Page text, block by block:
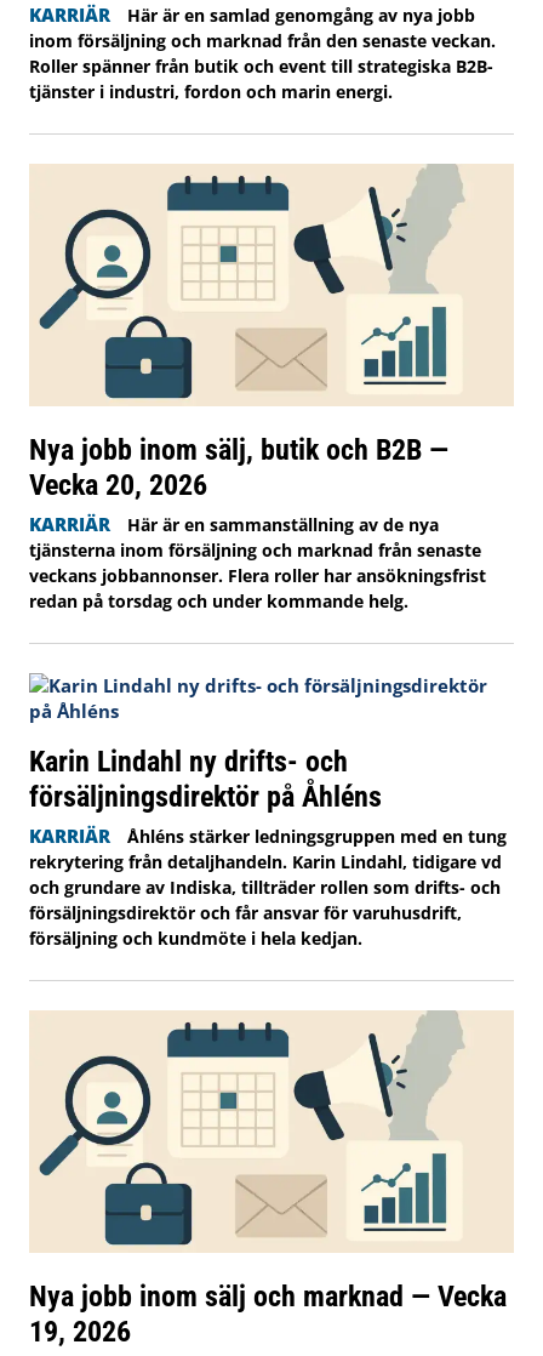
KARRIÄR
Här är en samlad genomgång av nya jobb
inom försäljning och marknad från den senaste veckan.
Roller spänner från butik och event till strategiska B2B-
tjänster i industri, fordon och marin energi.
Nya jobb inom sälj, butik och B2B —
Vecka 20, 2026
KARRIÄR
Här är en sammanställning av de nya
tjänsterna inom försäljning och marknad från senaste
veckans jobbannonser. Flera roller har ansökningsfrist
redan på torsdag och under kommande helg.
Karin Lindahl ny drifts- och
försäljningsdirektör på Åhléns
KARRIÄR
Åhléns stärker ledningsgruppen med en tung
rekrytering från detaljhandeln. Karin Lindahl, tidigare vd
och grundare av Indiska, tillträder rollen som drifts- och
försäljningsdirektör och får ansvar för varuhusdrift,
försäljning och kundmöte i hela kedjan.
Nya jobb inom sälj och marknad — Vecka
19, 2026